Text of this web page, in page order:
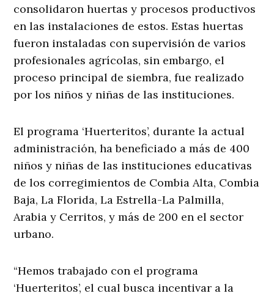
consolidaron huertas y procesos productivos
en las instalaciones de estos. Estas huertas
fueron instaladas con supervisión de varios
profesionales agrícolas, sin embargo, el
proceso principal de siembra, fue realizado
por los niños y niñas de las instituciones.
El programa ‘Huerteritos’, durante la actual
administración, ha beneficiado a más de 400
niños y niñas de las instituciones educativas
de los corregimientos de Combia Alta, Combia
Baja, La Florida, La Estrella-La Palmilla,
Arabia y Cerritos, y más de 200 en el sector
urbano.
“Hemos trabajado con el programa
‘Huerteritos’, el cual busca incentivar a la